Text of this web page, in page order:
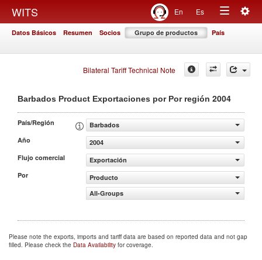
WITS En Es
Toggle
Datos Básicos Resumen Socios Grupo de productos País
Bilateral Tariff Technical Note
Barbados Product Exportaciones por Por región 2004
País/Región
Barbados
Año
2004
Flujo comercial
Exportación
Por
Producto
All-Groups
Please note the exports, imports and tariff data are based on reported data and not gap
filled. Please check the Data Availability for coverage.